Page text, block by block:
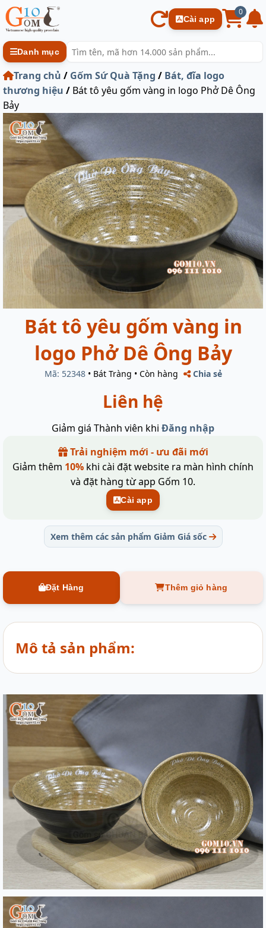
Cài app
0
Danh mục
Trang chủ / Gốm Sứ Quà Tặng / Bát, đĩa logo
thương hiệu / Bát tô yêu gốm vàng in logo Phở Dê Ông
Bảy
Bát tô yêu gốm vàng in
logo Phở Dê Ông Bảy
Mã: 52348 • Bát Tràng • Còn hàng Chia sẻ
Liên hệ
Giảm giá Thành viên khi Đăng nhập
Trải nghiệm mới - ưu đãi mới
Giảm thêm 10% khi cài đặt website ra màn hình chính
và đặt hàng từ app Gốm 10.
Cài app
Xem thêm các sản phẩm Giảm Giá sốc
Đặt Hàng Thêm giỏ hàng
Mô tả sản phẩm: